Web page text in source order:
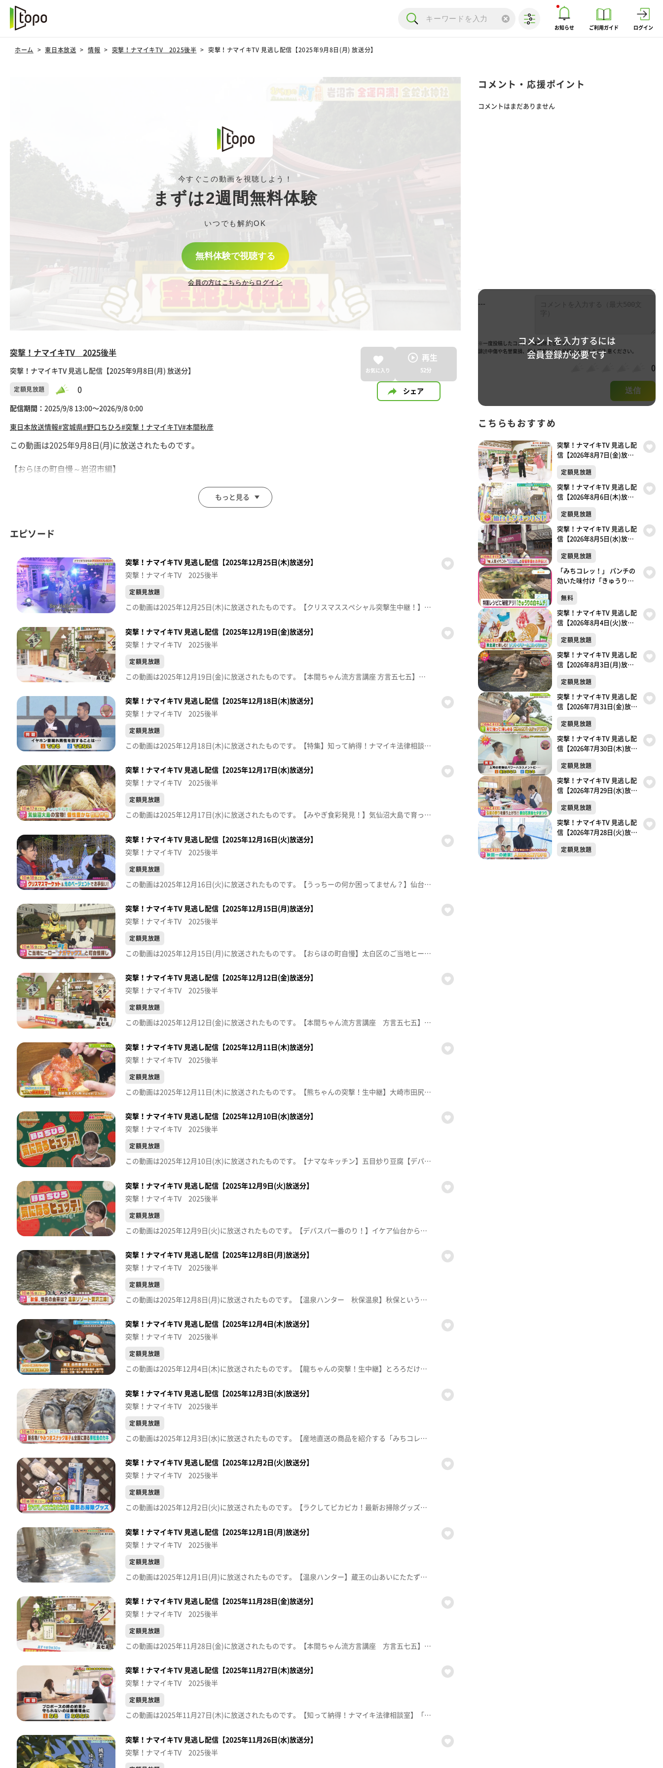
お知らせ ご利用ガイド ログイン
ホーム 東日本放送 情報 突撃！ナマイキTV 2025後半 突撃！ナマイキTV 見逃し配信【2025年9月8日(月) 放送分】
今すぐこの動画を視聴しよう！
まずは2週間無料体験
いつでも解約OK
無料体験で視聴する
会員の方はこちらからログイン
突撃！ナマイキTV 2025後半
突撃！ナマイキTV 見逃し配信【2025年9月8日(月) 放送分】
定額見放題 0
配信期間： 2025/9/8 13:00〜2026/9/8 0:00
お気に入り
再生
52分
シェア
東日本放送情報#宮城県#野口ちひろ#突撃！ナマイキTV#本間秋彦
この動画は2025年9月8日(月)に放送されたものです。
【おらほの町自慢～岩沼市編】
そしてラーメン激戦区である岩沼で1,2を争う人気店が登場
イオンモール新利府から生中継！
『ナスと卵のハーブ炒め』
※紹介した催事等は終了している場合があります。
※紹介した商品等は取り扱いが終了している場合があります。
もっと見る
エピソード
突撃！ナマイキTV 見逃し配信【2025年12月25日(木)放送分】
突撃！ナマイキTV 2025後半
定額見放題
この動画は2025年12月25日(木)に放送されたものです。【クリスマススペシャル突撃生中継！】大崎市・鳴子ホテル・南三陸ホテル観洋の温泉＆グルメを紹介！【デパスパ一番のり！】ザ・モール仙台長町から生中継！※紹介した催事等は終了している場合があります。※紹介した商品等は取り扱いが終了している場合があります。
突撃！ナマイキTV 見逃し配信【2025年12月19日(金)放送分】
突撃！ナマイキTV 2025後半
定額見放題
この動画は2025年12月19日(金)に放送されたものです。【本間ちゃん流方言講座 方言五七五】これであなたも方言の達人！？知って納得、聞いて爆笑！今から使える方言の“ツウ”な言い回しを本間ちゃん流に教えちゃいます。【デパスパ一番のり！】藤崎から生中継【全スーパー戦隊展 ～2026年1月4日(日)まで】【住所】仙台TRビル（旧ヤマダデンキLABI仙台入居ビル）【toppぐるめ×仙台クリスマスマーケット2025周辺の特典店】①上杉 餃子番長炎のもつ家 本店②山海炭火焼 花椿 HANATSUBAKI③Tongalliano due(トンガリアーノ ドゥーエ)※紹介した催事等は終了している場合があります。※紹介した商品等は取り扱いが終了している場合があります。
突撃！ナマイキTV 見逃し配信【2025年12月18日(木)放送分】
突撃！ナマイキTV 2025後半
定額見放題
この動画は2025年12月18日(木)に放送されたものです。【特集】知って納得！ナマイキ法律相談室身近な疑問・トラブルをズバッと解決します。【デパスパ一番のり！】ザ・モール仙台長町から生中継！【ナマなキッチン】ラムと牛肉のラビオリ仕立て パプリカクリームソース【突撃！生中継】ウジエスーパー利府店【仙台クリスマスマーケットヒュッテグルメ徹底ガイド】※紹介した催事等は終了している場合があります。※紹介した商品等は取り扱いが終了している場合があります。
突撃！ナマイキTV 見逃し配信【2025年12月17日(水)放送分】
突撃！ナマイキTV 2025後半
定額見放題
この動画は2025年12月17日(水)に放送されたものです。【みやぎ食彩発見！】気仙沼大島で育った個性豊かな在来作物を紹介します【デパスパ一番のり！】仙台パルコ１から生中継【ナマなキッチン】ＪＡ仙台 雪菜と曲がりねぎ「雪菜とねぎの辛子明太子和えと雪菜とねぎの焼き浸し」【突撃生中継！】仙台三越から生中継仙台クリスマスマーケット２０２５ヒュッテグルメ※紹介した催事等は終了している場合があります。※紹介した商品等は取り扱いが終了している場合があります。
突撃！ナマイキTV 見逃し配信【2025年12月16日(火)放送分】
突撃！ナマイキTV 2025後半
定額見放題
この動画は2025年12月16日(火)に放送されたものです。【うっちーの何か困ってません？】仙台クリスマスマーケット＆光のページェントの会場で全力お手伝い！【突撃！ナマイキカカク】■ＪＡ仙台農産物直売所 たなばたけ高砂店【住所】仙台市宮城野区福室2丁目7-30【電話番号】022-388-7318【営業時間】10:00～18:00【ナマなキッチン】「鶏と白菜の酢醤油がけ」【topoぐるめ×仙台クリスマスマーケットコラボ特典店】①飲み食い玄孫②HONOKA COFFEE 定禅寺通店※紹介した催事等は終了している場合があります。※紹介した商品等は取り扱いが終了している場合があります。
突撃！ナマイキTV 見逃し配信【2025年12月15日(月)放送分】
突撃！ナマイキTV 2025後半
定額見放題
この動画は2025年12月15日(月)に放送されたものです。【おらほの町自慢】太白区のご当地ヒーロー「ナガマックス」と長町の自慢を探します。【デパスパ一番のり！】イオンモール新利府から生中継！【ナマなキッチン】だい久製麺 年越しそば 『豚肉とカキのあんかけそば』【仙台クリスマスマーケット2025 ヒュッテグルメ】※紹介した催事等は終了している場合があります。※紹介した商品等は取り扱いが終了している場合があります。
突撃！ナマイキTV 見逃し配信【2025年12月12日(金)放送分】
突撃！ナマイキTV 2025後半
定額見放題
この動画は2025年12月12日(金)に放送されたものです。【本間ちゃん流方言講座 方言五七五】これであなたも方言の達人！？知って納得、聞いて爆笑！今から使える方言の“ツウ”な言い回しを本間ちゃん流に教えちゃいます。【デパスパ一番のり！】エスパル仙台から生中継【ナマなキッチン】人気店パティシエ直伝！ 家庭で作れる本格スイーツ『リンゴの春巻き』ムッシュ マスノ アルパジョン4号線岩沼店 チーフパティシエ 岩田大樹【住所】名取市堀内北竹85-6【電話番号】0223-22-0551【営業時間】9:30～19:00【定休日】年中無休【突撃！生中継 藤崎から生中継】第18回 小樽の物産と観光展※紹介した催事等は終了している場合があります。※紹介した商品等は取り扱いが終了している場合があります。
突撃！ナマイキTV 見逃し配信【2025年12月11日(木)放送分】
突撃！ナマイキTV 2025後半
定額見放題
この動画は2025年12月11日(木)に放送されたものです。【熊ちゃんの突撃！生中継】大崎市田尻の人気お食事処からボリューム満点！コスパ最高の海鮮丼＆定食と新メニューを紹介します。【デパスパ一番のり！】イオンタウン仙台泉大沢から生中継！【ナマなキッチン】『牡蠣入り麻婆豆腐』ホテルメトロポリタン仙台 中国料理 宴会料理長 三善文樹【topoぐるめ×クリマ】※紹介した催事等は終了している場合があります。※紹介した商品等は取り扱いが終了している場合があります。
突撃！ナマイキTV 見逃し配信【2025年12月10日(水)放送分】
突撃！ナマイキTV 2025後半
定額見放題
この動画は2025年12月10日(水)に放送されたものです。【ナマなキッチン】五目炒り豆腐【デパスパ一番のり！】仙台三越から生中継！【仙台クリスマスマーケット2025 おすすめグルメ】■NONBEE KITCHEN■Toritoya■NENE♡CHICKEN■マイナビ仙台レディースコラボキッチン※紹介した催事等は終了している場合があります。※紹介した商品等は取り扱いが終了している場合があります。
突撃！ナマイキTV 見逃し配信【2025年12月9日(火)放送分】
突撃！ナマイキTV 2025後半
定額見放題
この動画は2025年12月9日(火)に放送されたものです。【デパスパ一番のり！】イケア仙台から生中継！【ナマなキッチン】豚肉と豆腐のピリ辛煮【仙台クリスマスマーケット2025 おすすめグルメ】■森のキッチン■sweet dining MINERVA■abill■SUGEEZ※紹介した催事等は終了している場合があります。※紹介した商品等は取り扱いが終了している場合があります。
突撃！ナマイキTV 見逃し配信【2025年12月8日(月)放送分】
突撃！ナマイキTV 2025後半
定額見放題
この動画は2025年12月8日(月)に放送されたものです。【温泉ハンター 秋保温泉】秋保という名前には意外な説とクラシカルな温泉リゾートで贅沢気分を味わう【デパスパ一番のり！】イオンモール名取から生中継！【ナマなキッチン】大根とこんにゃくの味噌バター炒め※紹介した催事等は終了している場合があります。※紹介した商品等は取り扱いが終了している場合があります。
突撃！ナマイキTV 見逃し配信【2025年12月4日(木)放送分】
突撃！ナマイキTV 2025後半
定額見放題
この動画は2025年12月4日(木)に放送されたものです。【龍ちゃんの突撃！生中継】とろろだけじゃない！今が一番おいしい自然薯料理の数々を紹介します。【デパスパ一番のり！】ザ・モール仙台長町から生中継！【ナマなキッチン】みかん味噌のふろふき大根ホテルメトロポリタン仙台 日本料理 宴会料理長 渡部 建【節目に始めます！ペン字】■佐々木鈴優書道院 上杉教室【住所】青葉区上杉1丁目13-36※紹介した催事等は終了している場合があります。※紹介した商品等は取り扱いが終了している場合があります。
突撃！ナマイキTV 見逃し配信【2025年12月3日(水)放送分】
突撃！ナマイキTV 2025後半
定額見放題
この動画は2025年12月3日(水)に放送されたものです。【産地直送の商品を紹介する「みちコレッ！」】加美町からパリッと食感！シンプルな味わいがやみつきになる人気のお菓子と東松島からこれから益々美味しくなる奥松島鳴瀬産のカキを紹介します。【デパスパ一番のり！】仙台パルコ1から生中継【ナマなキッチン】野菜とミートボールのミルクスープ【突撃生中継！】仙台三越から生中継※紹介した催事等は終了している場合があります。※紹介した商品等は取り扱いが終了している場合があります。
突撃！ナマイキTV 見逃し配信【2025年12月2日(火)放送分】
突撃！ナマイキTV 2025後半
定額見放題
この動画は2025年12月2日(火)に放送されたものです。【ラクしてピカピカ！最新お掃除グッズ】「お掃除の時間がもったいない！徹底的にキレイにしたい」を叶えるお掃除グッズを紹介します。【突撃！ナマイキカカク】■八百物屋まるしん 長町駅前店【住所】仙台市太白区長町5丁目2-1【電話番号】022-304-0966【営業時間】10:00～20:00【ナマなキッチン】「鶏ごぼう炒めでサンドイッチ」 【おパン】■ペンギンベーカリー仙台長町店【住所】太白区長町6丁目5-38【営業時間】7:00～19:00【定休日】不定休【電話番号】022-398-8821※紹介した催事等は終了している場合があります。※紹介した商品等は取り扱いが終了している場合があります。
突撃！ナマイキTV 見逃し配信【2025年12月1日(月)放送分】
突撃！ナマイキTV 2025後半
定額見放題
この動画は2025年12月1日(月)に放送されたものです。【温泉ハンター】蔵王の山あいにたたずむ全温泉ファンを魅了する源泉かけ流しのいで湯と絶品ジビエ料理を紹介します。【デパスパ一番のり！】イオンモール新利府から生中継！【ナマなキッチン】『カレー麹のタンドリーチキン』日本料理 美と和 akita-K 秋田克志呂日本料理 美と和 akita -K-【住所】仙台市青葉区本町3丁目1-17 やまふくビル地下1階【電話番号】022-797-4338※紹介した催事等は終了している場合があります。※紹介した商品等は取り扱いが終了している場合があります。
突撃！ナマイキTV 見逃し配信【2025年11月28日(金)放送分】
突撃！ナマイキTV 2025後半
定額見放題
この動画は2025年11月28日(金)に放送されたものです。【本間ちゃん流方言講座 方言五七五】これであなたも方言の達人！？知って納得、聞いて爆笑！今から使える方言の“ツウ”な言い回しを本間ちゃん流に教えちゃいます。【ナマなキッチン～人気店パティシエ直伝！家庭で作れる本格スイーツ】『みかんのレアチーズタルト』ムッシュ マスノ アルパジョン 栗生店 チーフパティシエ 太刀川潤【住所】仙台市青葉区栗生6-12-6【電話番号】022-391-7950【営業時間】9:30～19:00 年中無休 10:00～17:00（カフェ）【デパスパ一番のり！】エスパル仙台から生中継！【突撃！生中継】藤崎から生中継！※紹介した催事等は終了している場合があります。※紹介した商品等は取り扱いが終了している場合があります。
突撃！ナマイキTV 見逃し配信【2025年11月27日(木)放送分】
突撃！ナマイキTV 2025後半
定額見放題
この動画は2025年11月27日(木)に放送されたものです。【知って納得！ナマイキ法律相談室】「部下に権力を振りかし引っ越しを迫る上司」と「結婚の条件を守らない夫」【デパスパ一番のり！】イオンタウン仙台泉大沢から生中継！【ナマなキッチン】『鶏手羽元の赤ワイン煮込み』ホテルメトロポリタン仙台 「レストラン セレニティ」 料理長 青木克己【みやぎスゴキッズ】気仙沼のフェンシング日本代表※紹介した催事等は終了している場合があります。※紹介した商品等は取り扱いが終了している場合があります。
突撃！ナマイキTV 見逃し配信【2025年11月26日(水)放送分】
突撃！ナマイキTV 2025後半
コメント・応援ポイント
コメントはまだありません
コメントを入力するには
会員登録が必要です
---
※一度投稿したコメントは削除できません。
誹謗中傷や名誉棄損、個人情報などを投稿しないようご注 意ください。
0
送信
こちらもおすすめ
突撃！ナマイキTV 見逃し配
信【2026年8月7日(金)放送
定額見放題
突撃！ナマイキTV 見逃し配
信【2026年8月6日(木)放送
定額見放題
突撃！ナマイキTV 見逃し配
信【2026年8月5日(水)放送
定額見放題
「みちコレッ！」 パンチの
効いた味付け「きゅうりの
駅】
無料
突撃！ナマイキTV 見逃し配
信【2026年8月4日(火)放送
定額見放題
突撃！ナマイキTV 見逃し配
信【2026年8月3日(月)放送
定額見放題
突撃！ナマイキTV 見逃し配
信【2026年7月31日(金)放送
定額見放題
突撃！ナマイキTV 見逃し配
信【2026年7月30日(木)放送
定額見放題
突撃！ナマイキTV 見逃し配
信【2026年7月29日(水)放送
定額見放題
突撃！ナマイキTV 見逃し配
信【2026年7月28日(火)放送
定額見放題